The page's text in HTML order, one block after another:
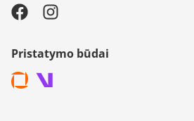
Pristatymo būdai